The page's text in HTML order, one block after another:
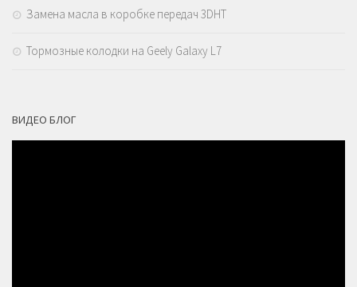
Замена масла в коробке передач 3DHT
Тормозные колодки на Geely Galaxy L7
ВИДЕО БЛОГ